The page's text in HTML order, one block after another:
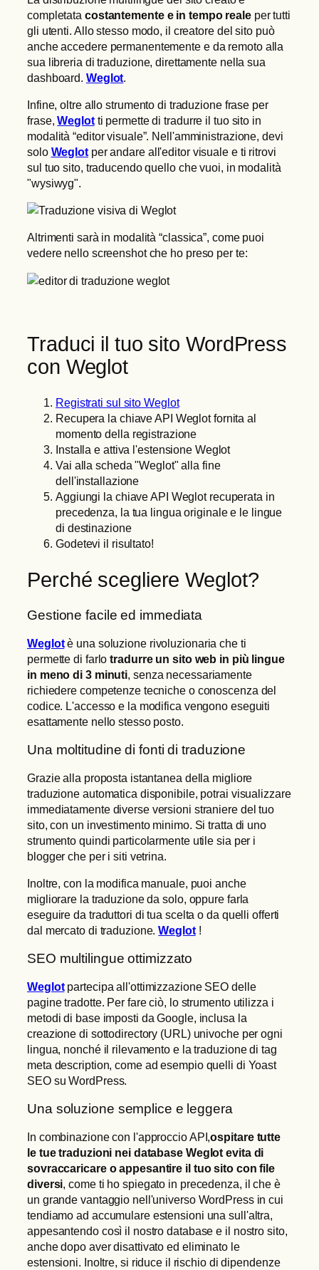
completata costantemente e in tempo realeper tutti
gli utenti. Allo stesso modo, il creatore del sito può
anche accedere permanentemente e da remoto alla
sua libreria di traduzione, direttamente nella sua
dashboard. Weglot.
Infine, oltre allo strumento di traduzione frase per
frase,Weglotti permette di tradurre il tuo sito in
modalità “editor visuale”. Nell'amministrazione, devi
solo Weglotper andare all'editor visuale e ti ritrovi
sul tuo sito, traducendo quello che vuoi, in modalità
"wysiwyg".
Altrimenti sarà in modalità “classica”, come puoi
vedere nello screenshot che ho preso per te:
Traduci il tuo sito WordPress
con Weglot
Registrati sul sito Weglot
Recupera la chiave API Weglot fornita al
momento della registrazione
Installa e attiva l'estensione Weglot
Vai alla scheda "Weglot" alla fine
dell'installazione
Aggiungi la chiave API Weglot recuperata in
precedenza, la tua lingua originale e le lingue
di destinazione
Godetevi il risultato!
Perché scegliere Weglot?
Gestione facile ed immediata
Weglotè una soluzione rivoluzionaria che ti
permette di farlotradurre un sito web in più lingue
in meno di 3 minuti, senza necessariamente
richiedere competenze tecniche o conoscenza del
codice. L'accesso e la modifica vengono eseguiti
esattamente nello stesso posto.
Una moltitudine di fonti di traduzione
Grazie alla proposta istantanea della migliore
traduzione automatica disponibile, potrai visualizzare
immediatamente diverse versioni straniere del tuo
sito, con un investimento minimo. Si tratta di uno
strumento quindi particolarmente utile sia per i
blogger che per i siti vetrina.
Inoltre, con la modifica manuale, puoi anche
migliorare la traduzione da solo, oppure farla
eseguire da traduttori di tua scelta o da quelli offerti
dal mercato di traduzione.Weglot!
SEO multilingue ottimizzato
Weglotpartecipa all'ottimizzazione SEO delle
pagine tradotte. Per fare ciò, lo strumento utilizza i
metodi di base imposti da Google, inclusa la
creazione di sottodirectory (URL) univoche per ogni
lingua, nonché il rilevamento e la traduzione di tag
meta description, come ad esempio quelli di Yoast
SEO su WordPress.
Una soluzione semplice e leggera
In combinazione con l'approccio API,ospitare tutte
le tue traduzioni nei database Weglot evita di
sovraccaricare o appesantire il tuo sito con file
diversi, come ti ho spiegato in precedenza, il che è
un grande vantaggio nell'universo WordPress in cui
tendiamo ad accumulare estensioni una sull'altra,
appesantendo così il nostro database e il nostro sito,
anche dopo aver disattivato ed eliminato le
estensioni. Inoltre, si riduce il rischio di dipendenze